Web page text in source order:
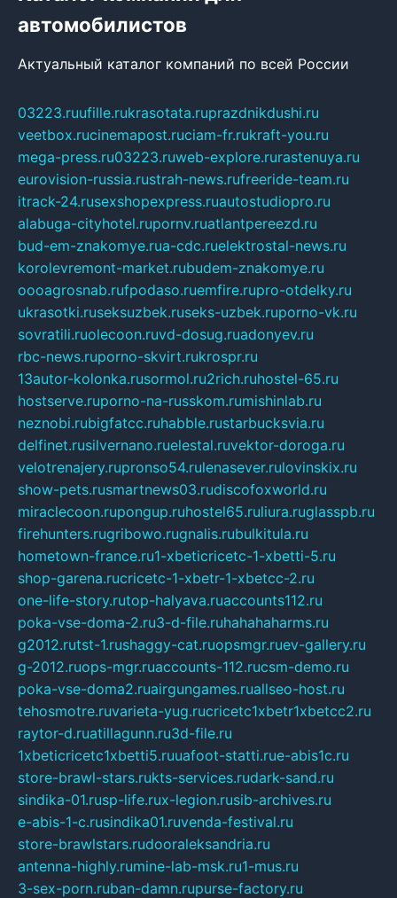
автомобилистов
Актуальный каталог компаний по всей России
03223.ruufille.rukrasotata.ruprazdnikdushi.ru
veetbox.rucinemapost.ruciam-fr.rukraft-you.ru
mega-press.ru03223.ruweb-explore.rurastenuya.ru
eurovision-russia.rustrah-news.rufreeride-team.ru
itrack-24.rusexshopexpress.ruautostudiopro.ru
alabuga-cityhotel.rupornv.ruatlantpereezd.ru
bud-em-znakomye.rua-cdc.ruelektrostal-news.ru
korolevremont-market.rubudem-znakomye.ru
oooagrosnab.rufpodaso.ruemfire.rupro-otdelky.ru
ukrasotki.ruseksuzbek.ruseks-uzbek.ruporno-vk.ru
sovratili.ruolecoon.ruvd-dosug.ruadonyev.ru
rbc-news.ruporno-skvirt.rukrospr.ru
13autor-kolonka.rusormol.ru2rich.ruhostel-65.ru
hostserve.ruporno-na-russkom.rumishinlab.ru
neznobi.rubigfatcc.ruhabble.rustarbucksvia.ru
delfinet.rusilvernano.ruelestal.ruvektor-doroga.ru
velotrenajery.rupronso54.rulenasever.rulovinskix.ru
show-pets.rusmartnews03.rudiscofoxworld.ru
miraclecoon.rupongup.ruhostel65.ruliura.ruglasspb.ru
firehunters.rugribowo.rugnalis.rubulkitula.ru
hometown-france.ru1-xbeticricetc-1-xbetti-5.ru
shop-garena.rucricetc-1-xbetr-1-xbetcc-2.ru
one-life-story.rutop-halyava.ruaccounts112.ru
poka-vse-doma-2.ru3-d-file.ruhahahaharms.ru
g2012.rutst-1.rushaggy-cat.ruopsmgr.ruev-gallery.ru
g-2012.ruops-mgr.ruaccounts-112.rucsm-demo.ru
poka-vse-doma2.ruairgungames.ruallseo-host.ru
tehosmotre.ruvarieta-yug.rucricetc1xbetr1xbetcc2.ru
raytor-d.ruatillagunn.ru3d-file.ru
1xbeticricetc1xbetti5.ruuafoot-statti.rue-abis1c.ru
store-brawl-stars.rukts-services.rudark-sand.ru
sindika-01.rusp-life.rux-legion.rusib-archives.ru
e-abis-1-c.rusindika01.ruvenda-festival.ru
store-brawlstars.rudooraleksandria.ru
antenna-highly.rumine-lab-msk.ru1-mus.ru
3-sex-porn.ruban-damn.rupurse-factory.ru